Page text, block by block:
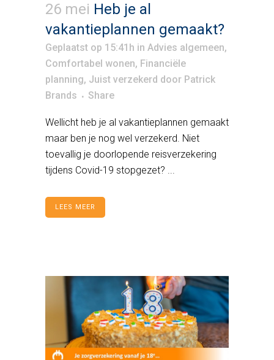
26 mei Heb je al
vakantieplannen gemaakt?
Geplaatst op 15:41h in Advies algemeen,
Comfortabel wonen, Financiële
planning, Juist verzekerd door Patrick
Brands
Share
Wellicht heb je al vakantieplannen gemaakt
maar ben je nog wel verzekerd. Niet
toevallig je doorlopende reisverzekering
tijdens Covid-19 stopgezet? ...
LEES MEER